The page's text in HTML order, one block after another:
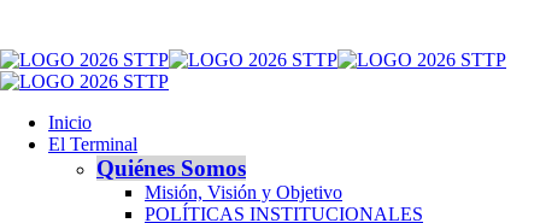
Inicio
El Terminal
Quiénes Somos
Misión, Visión y Objetivo
POLÍTICAS INSTITUCIONALES